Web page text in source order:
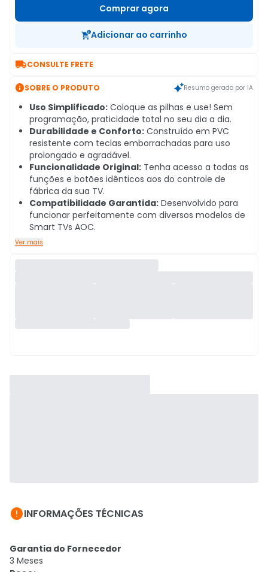
Comprar agora
Adicionar ao carrinho
CONSULTE FRETE
SOBRE O PRODUTO Resumo gerado por IA
Uso Simplificado: Coloque as pilhas e use! Sem
programação, praticidade total no seu dia a dia.
Durabilidade e Conforto: Construído em PVC
resistente com teclas emborrachadas para uso
prolongado e agradável.
Funcionalidade Original: Tenha acesso a todas as
funções e botões idênticos aos do controle de
fábrica da sua TV.
Compatibilidade Garantida: Desenvolvido para
funcionar perfeitamente com diversos modelos de
Smart TVs AOC.
Ver mais
INFORMAÇÕES TÉCNICAS
Garantia do Fornecedor
3 Meses